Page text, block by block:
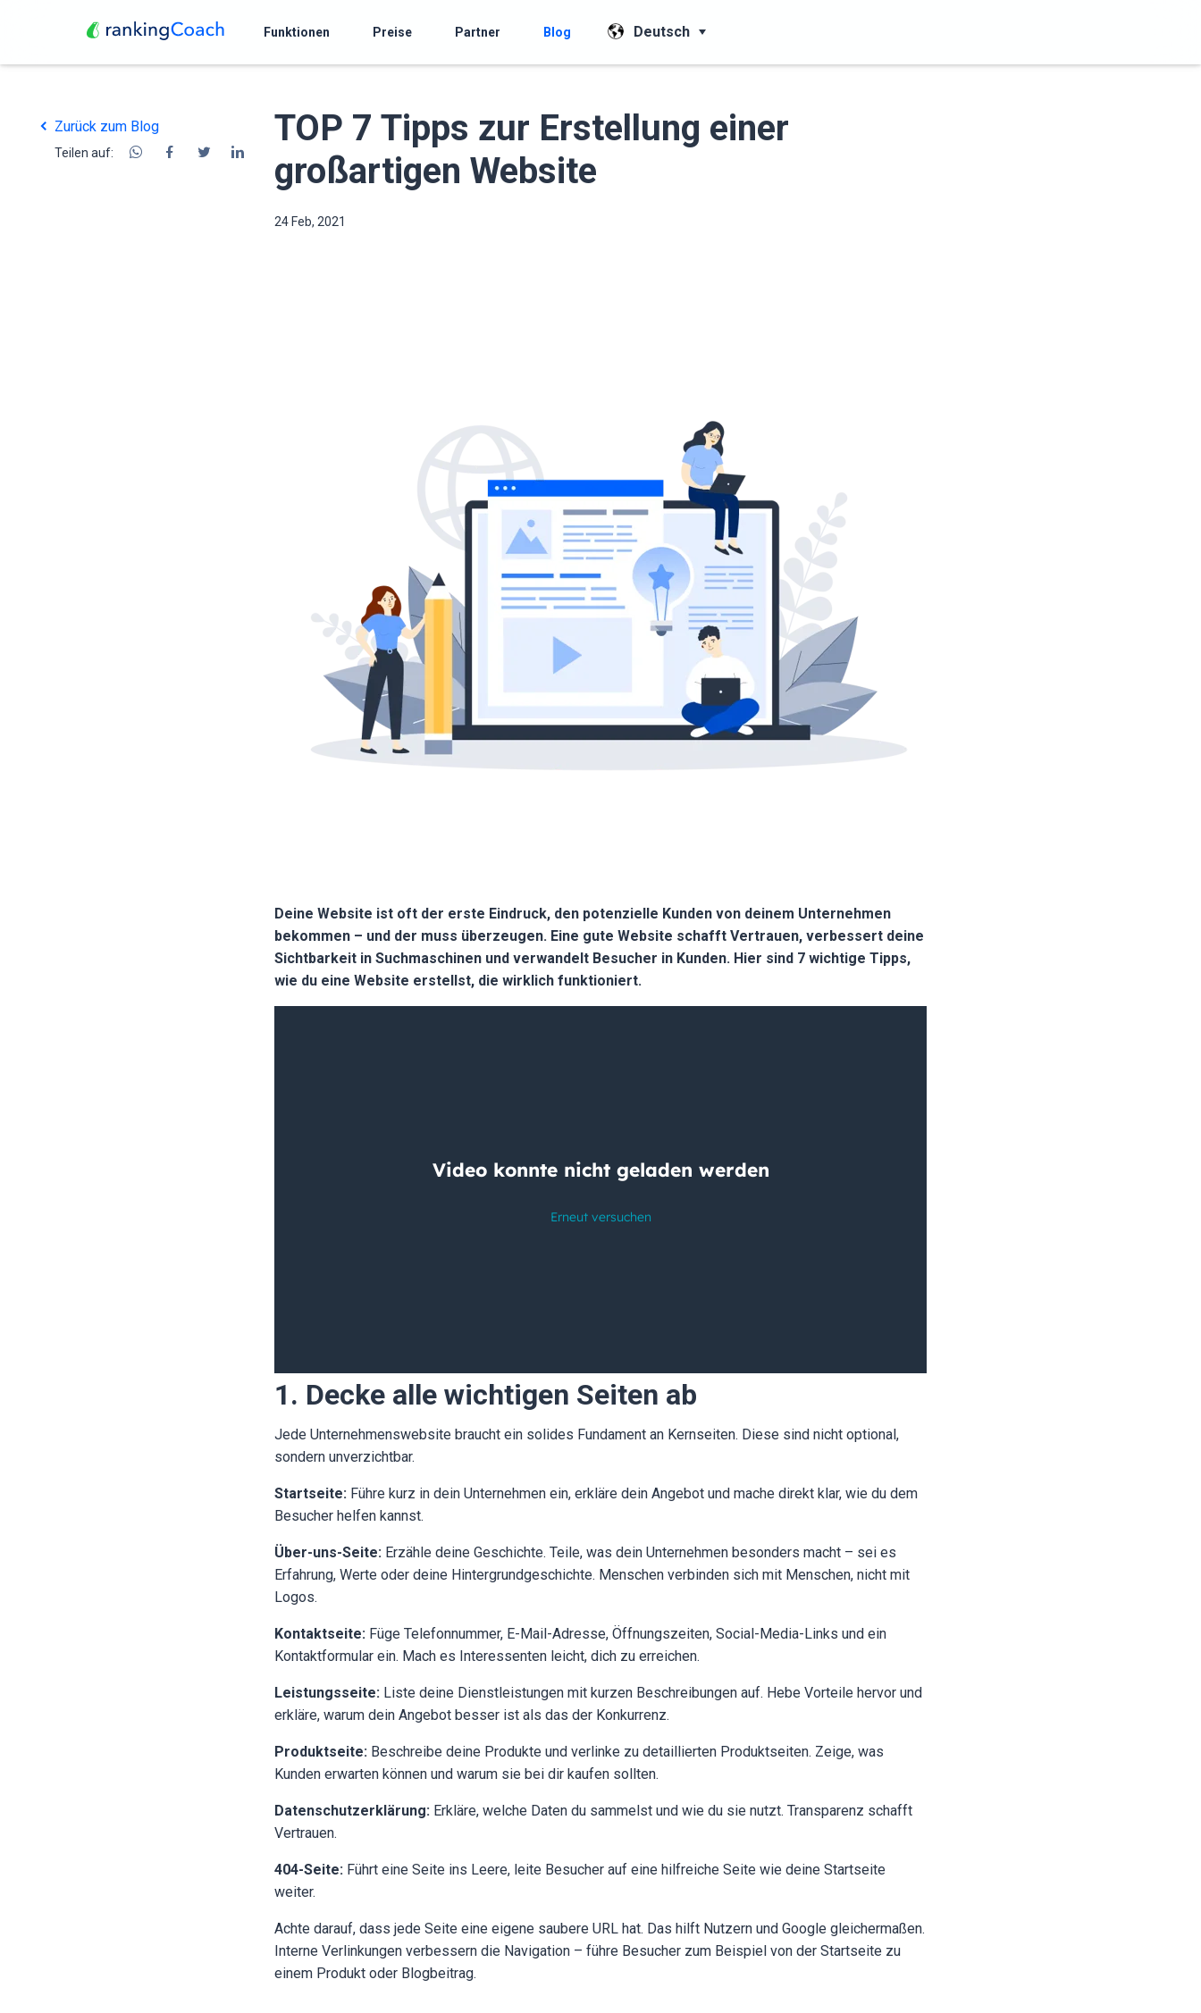
Funktionen Preise Partner Blog Deutsch
Zurück zum Blog
Teilen auf:
TOP 7 Tipps zur Erstellung einer
großartigen Website
24 Feb, 2021
Deine Website ist oft der erste Eindruck, den potenzielle Kunden von deinem Unternehmen
bekommen – und der muss überzeugen. Eine gute Website schafft Vertrauen, verbessert deine
Sichtbarkeit in Suchmaschinen und verwandelt Besucher in Kunden. Hier sind 7 wichtige Tipps,
wie du eine Website erstellst, die wirklich funktioniert.
1. Decke alle wichtigen Seiten ab
Jede Unternehmenswebsite braucht ein solides Fundament an Kernseiten. Diese sind nicht optional,
sondern unverzichtbar.
Startseite: Führe kurz in dein Unternehmen ein, erkläre dein Angebot und mache direkt klar, wie du dem
Besucher helfen kannst.
Über-uns-Seite: Erzähle deine Geschichte. Teile, was dein Unternehmen besonders macht – sei es
Erfahrung, Werte oder deine Hintergrundgeschichte. Menschen verbinden sich mit Menschen, nicht mit
Logos.
Kontaktseite: Füge Telefonnummer, E-Mail-Adresse, Öffnungszeiten, Social-Media-Links und ein
Kontaktformular ein. Mach es Interessenten leicht, dich zu erreichen.
Leistungsseite: Liste deine Dienstleistungen mit kurzen Beschreibungen auf. Hebe Vorteile hervor und
erkläre, warum dein Angebot besser ist als das der Konkurrenz.
Produktseite: Beschreibe deine Produkte und verlinke zu detaillierten Produktseiten. Zeige, was
Kunden erwarten können und warum sie bei dir kaufen sollten.
Datenschutzerklärung: Erkläre, welche Daten du sammelst und wie du sie nutzt. Transparenz schafft
Vertrauen.
404-Seite: Führt eine Seite ins Leere, leite Besucher auf eine hilfreiche Seite wie deine Startseite
weiter.
Achte darauf, dass jede Seite eine eigene saubere URL hat. Das hilft Nutzern und Google gleichermaßen.
Interne Verlinkungen verbessern die Navigation – führe Besucher zum Beispiel von der Startseite zu
einem Produkt oder Blogbeitrag.